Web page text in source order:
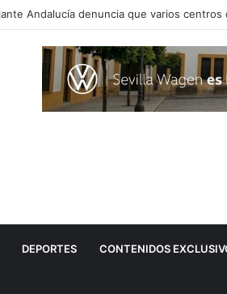
DEPORTES CONTENIDOS